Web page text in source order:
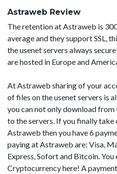
Astraweb Review
The retention at Astraweb is
average and they support SSL,
the usenet servers always
are hosted in Europe and
At Astraweb sharing of your
of files on the usenet servers is
you can not only download from
to the servers. If you finally
Astraweb then you have 6
paying at Astraweb are: Visa,
Express, Sofort and Bitcoin. You
Cryptocurrency here! A